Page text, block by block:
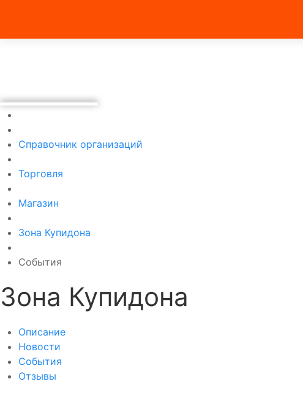
Справочник организаций
Торговля
Магазин
Зона Купидона
События
Зона Купидона
Описание
Новости
События
Отзывы